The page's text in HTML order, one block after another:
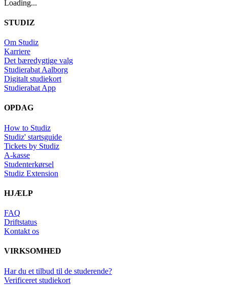
Loading...
STUDIZ
Om Studiz
Karriere
Det bæredygtige valg
Studierabat Aalborg
Digitalt studiekort
Studierabat App
OPDAG
How to Studiz
Studiz' startsguide
Tickets by Studiz
A-kasse
Studenterkørsel
Studiz Extension
HJÆLP
FAQ
Driftstatus
Kontakt os
VIRKSOMHED
Har du et tilbud til de studerende?
Verificeret studiekort